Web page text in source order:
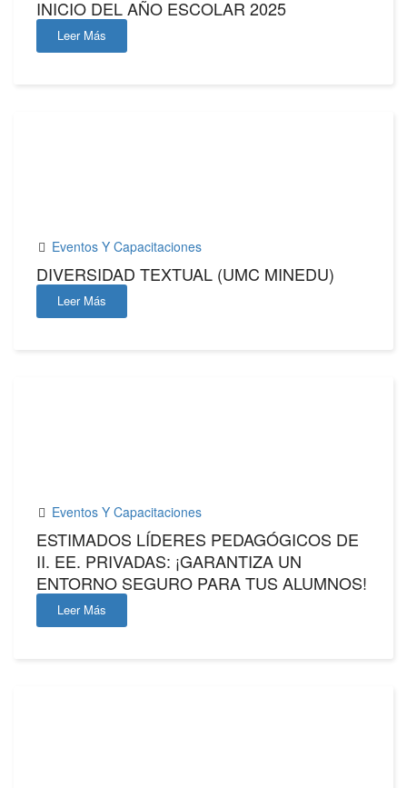
INICIO DEL AÑO ESCOLAR 2025
Leer Más
Eventos Y Capacitaciones
DIVERSIDAD TEXTUAL (UMC MINEDU)
Leer Más
Eventos Y Capacitaciones
ESTIMADOS LÍDERES PEDAGÓGICOS DE
II. EE. PRIVADAS: ¡GARANTIZA UN
ENTORNO SEGURO PARA TUS ALUMNOS!
Leer Más